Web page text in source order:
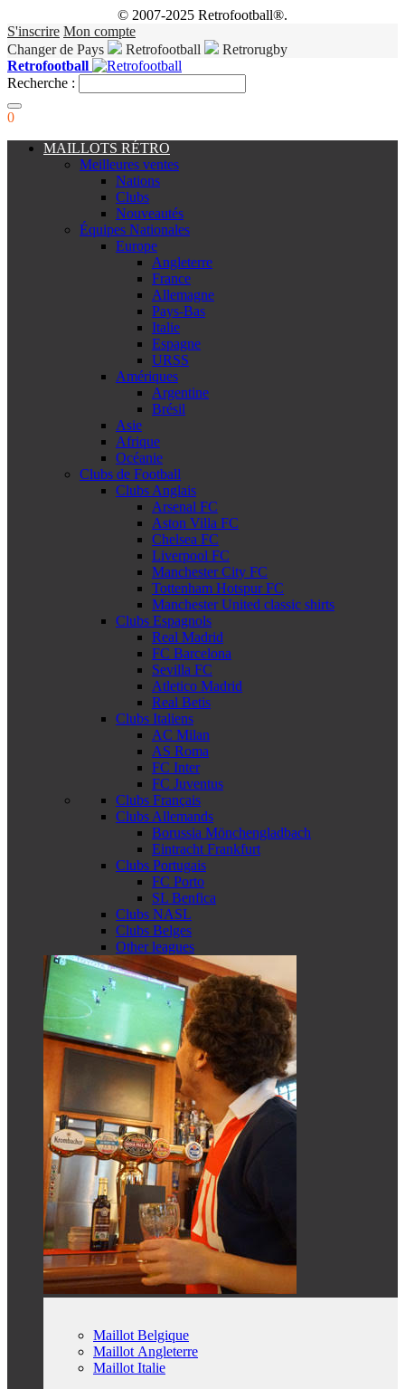
© 2007-2025 Retrofootball®.
S'inscrire Mon compte
Changer de Pays
Retrofootball
Retrorugby
Retrofootball
Recherche :
0
MAILLOTS RÉTRO
Meilleures ventes
Nations
Clubs
Nouveautés
Équipes Nationales
Europe
Angleterre
France
Allemagne
Pays-Bas
Italie
Espagne
URSS
Amériques
Argentine
Brésil
Asie
Afrique
Océanie
Clubs de Football
Clubs Anglais
Arsenal FC
Aston Villa FC
Chelsea FC
Liverpool FC
Manchester City FC
Tottenham Hotspur FC
Manchester United classic shirts
Clubs Espagnols
Real Madrid
FC Barcelona
Sevilla FC
Atletico Madrid
Real Betis
Clubs Italiens
AC Milan
AS Roma
FC Inter
FC Juventus
Clubs Français
Clubs Allemands
Borussia Mönchengladbach
Eintracht Frankfurt
Clubs Portugais
FC Porto
SL Benfica
Clubs NASL
Clubs Belges
Other leagues
Maillot Belgique
Maillot Angleterre
Maillot Italie